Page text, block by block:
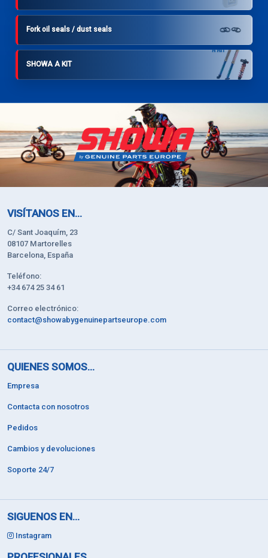
Fork oil seals / dust seals
SHOWA A KIT
VISÍTANOS EN...
C/ Sant Joaquím, 23
08107 Martorelles
Barcelona, España
Teléfono:
+34 674 25 34 61
Correo electrónico:
contact@showabygenuinepartseurope.com
QUIENES SOMOS...
Empresa
Contacta con nosotros
Pedidos
Cambios y devoluciones
Soporte 24/7
SIGUENOS EN...
Instagram